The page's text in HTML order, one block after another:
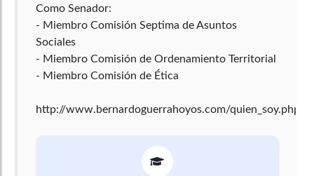
Como Senador:
- Miembro Comisión Septima de Asuntos
Sociales
- Miembro Comisión de Ordenamiento Territorial
- Miembro Comisión de Ética
http://www.bernardoguerrahoyos.com/quien_soy.php